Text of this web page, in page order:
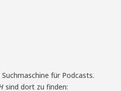
für Podcasts.
sind dort zu finden: